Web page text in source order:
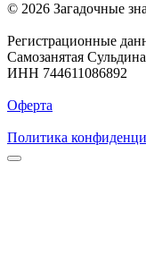
© 2026 Загадочные
Регистрационные
Самозанятая
ИНН 744611086892
Оферта
Политика